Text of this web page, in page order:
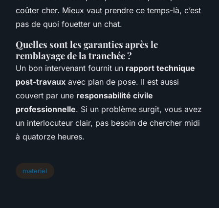
coûter cher. Mieux vaut prendre ce temps-là, c’est
pas de quoi fouetter un chat.
Quelles sont les garanties après le
remblayage de la tranchée ?
Un bon intervenant fournit un rapport technique
post-travaux avec plan de pose. Il est aussi
couvert par une responsabilité civile
professionnelle. Si un problème surgit, vous avez
un interlocuteur clair, pas besoin de chercher midi
à quatorze heures.
materiel